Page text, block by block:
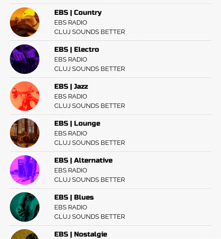
EBS | Country
EBS RADIO
CLUJ SOUNDS BETTER
EBS | Electro
EBS RADIO
CLUJ SOUNDS BETTER
EBS | Jazz
EBS RADIO
CLUJ SOUNDS BETTER
EBS | Lounge
EBS RADIO
CLUJ SOUNDS BETTER
EBS | Alternative
EBS RADIO
CLUJ SOUNDS BETTER
EBS | Blues
EBS RADIO
CLUJ SOUNDS BETTER
EBS | Nostalgie